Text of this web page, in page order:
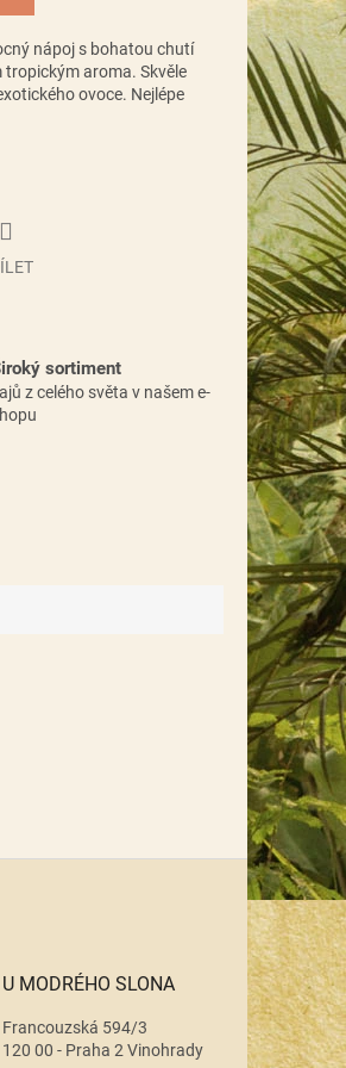
nápoj s bohatou chutí
aroma. Skvěle
ovoce. Nejlépe
sortiment
z celého světa v našem e-
U MODRÉHO SLONA
Francouzská 594/3
120 00 - Praha 2 Vinohrady